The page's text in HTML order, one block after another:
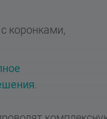
коронками,